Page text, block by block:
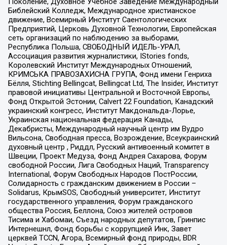
Библейский Колледж, Международное христианское
движение, Всемирный Институт Саентологических
Предприятий, Церковь Духовной Технологии, Европейская
сеть организаций по наблюдению за выборами,
Республика Польша, СВОБОДНЫЙ ИДЕЛЬ-УРАЛ,
Ассоциация развития журналистики, IStories fonds,
Королевский Институт Международных Отношений,
КРИМСЬКА ПРАВОЗАХИСНА ГРУПА, Фонд имени Генриха
Бёлля, Stichting Bellingcat, Bellingcat Ltd, The Insider, Институт
правовой инициативы Центральной и Восточной Европы,
Фонд Открытой Эстонии, Calvert 22 Foundation, Канадский
украинский конгресс, Институт Макдональда-Лорье,
Украинская национальная федерация Канады,
Декабристы, Международный научный центр им Вудро
Вильсона, Свободная пресса, Возрождение, Всеукраинский
духовный центр , Риддл, Русский антивоенный комитет в
Швеции, Проект Медуза, Фонд Андрея Сахарова, Форум
свободной России, Лига Свободных Наций, Transparеncy
International, Форум Свободных Народов ПостРоссии,
Солидарность с гражданским движением в России –
Solidarus, КрымSOS, Свободный университет, Институт
государственного управления, Форум гражданского
общества Россия, Беллона, Союз жителей островов
Тисима и Хабомаи, Съезд народных депутатов, Гринпис
Интернешнл, Фонд борьбы с коррупцией Инк, Завет
церквей TCCN, Агора, Всемирный фонд природы, BDR